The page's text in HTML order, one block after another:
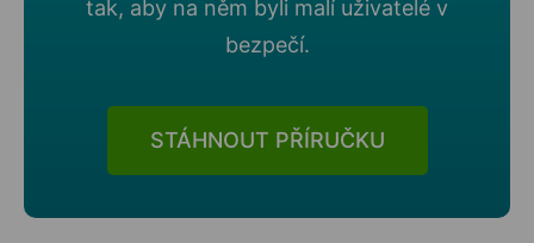
tak, aby na něm byli malí uživatelé v
bezpečí.
STÁHNOUT PŘÍRUČKU